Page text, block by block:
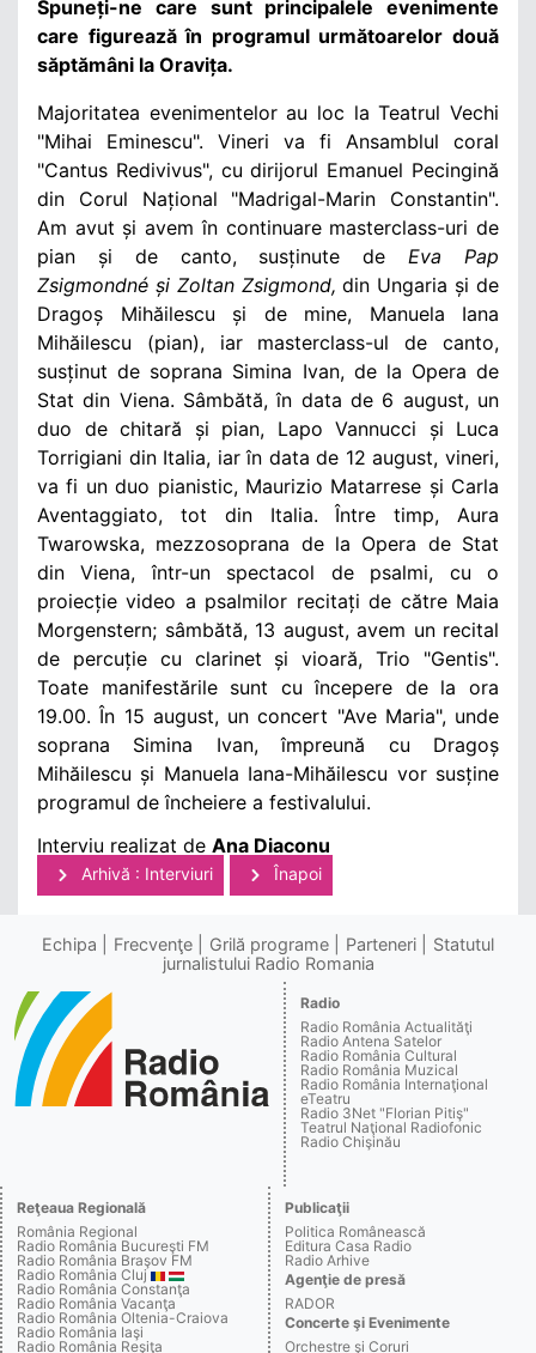
Spuneți-ne care sunt principalele evenimente
care figurează în programul următoarelor două
săptămâni la Oravița.
Majoritatea evenimentelor au loc la Teatrul Vechi
"Mihai Eminescu". Vineri va fi Ansamblul coral
"Cantus Redivivus", cu dirijorul Emanuel Pecingină
din Corul Național "Madrigal-Marin Constantin".
Am avut și avem în continuare masterclass-uri de
pian și de canto, susținute de Eva Pap
Zsigmondné și Zoltan Zsigmond, din Ungaria și de
Dragoș Mihăilescu și de mine, Manuela Iana
Mihăilescu (pian), iar masterclass-ul de canto,
susținut de soprana Simina Ivan, de la Opera de
Stat din Viena. Sâmbătă, în data de 6 august, un
duo de chitară și pian, Lapo Vannucci și Luca
Torrigiani din Italia, iar în data de 12 august, vineri,
va fi un duo pianistic, Maurizio Matarrese și Carla
Aventaggiato, tot din Italia. Între timp, Aura
Twarowska, mezzosoprana de la Opera de Stat
din Viena, într-un spectacol de psalmi, cu o
proiecție video a psalmilor recitați de către Maia
Morgenstern; sâmbătă, 13 august, avem un recital
de percuție cu clarinet și vioară, Trio "Gentis".
Toate manifestările sunt cu începere de la ora
19.00. În 15 august, un concert "Ave Maria", unde
soprana Simina Ivan, împreună cu Dragoș
Mihăilescu și Manuela Iana-Mihăilescu vor susține
programul de încheiere a festivalului.
Interviu realizat de Ana Diaconu
Arhivă : Interviuri Înapoi
Echipa Frecvenţe Grilă programe Parteneri
Statutul
jurnalistului Radio Romania
Radio
Radio România Actualităţi
Radio Antena Satelor
Radio România Cultural
Radio România Muzical
Radio România Internaţional
eTeatru
Radio 3Net "Florian Pitiş"
Teatrul Naţional Radiofonic
Radio Chişinău
Reţeaua Regională
România Regional
Radio România Bucureşti FM
Radio România Braşov FM
Radio România Cluj
Radio România Constanţa
Radio România Vacanţa
Radio România Oltenia-Craiova
Radio România Iaşi
Radio România Reşiţa
Publicaţii
Politica Românească
Editura Casa Radio
Radio Arhive
Agenţie de presă
RADOR
Concerte şi Evenimente
Orchestre şi Coruri